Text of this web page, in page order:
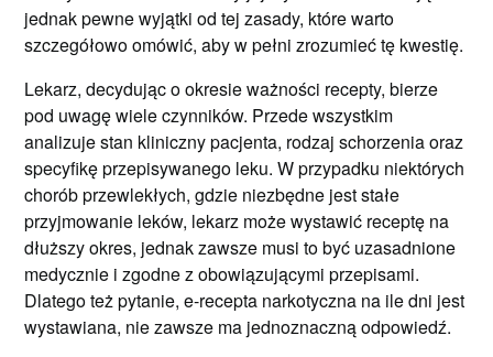
jednak pewne wyjątki od tej zasady, które warto
szczegółowo omówić, aby w pełni zrozumieć tę kwestię.
Lekarz, decydując o okresie ważności recepty, bierze
pod uwagę wiele czynników. Przede wszystkim
analizuje stan kliniczny pacjenta, rodzaj schorzenia oraz
specyfikę przepisywanego leku. W przypadku niektórych
chorób przewlekłych, gdzie niezbędne jest stałe
przyjmowanie leków, lekarz może wystawić receptę na
dłuższy okres, jednak zawsze musi to być uzasadnione
medycznie i zgodne z obowiązującymi przepisami.
Dlatego też pytanie, e-recepta narkotyczna na ile dni jest
wystawiana, nie zawsze ma jednoznaczną odpowiedź.